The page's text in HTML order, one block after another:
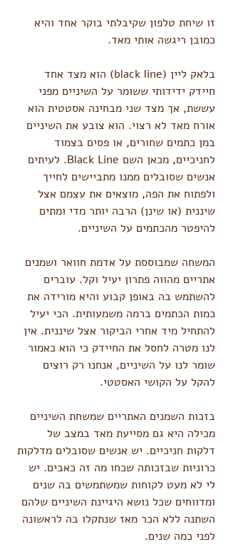
זו שיחת טלפון שקיבלתי בוקר אחד והיא
כמובן ריגשה אותי מאד.
בלאק ליין (black line) הוא מצד אחד
חיידק ידידותי ששומר על השיניים מפני
עששת, אך מצד שני מבחינה אסטטית הוא
אורח מאד לא רצוי. הוא צובע את השיניים
במן כתמים שחורים, או פסים בצמוד
לחניכיים, מכאן השם Black Line. לעיתים
אנשים שסובלים ממנו מתביישים לחייך
ולפתוח את הפה, מוצאים את עצמם אצל
שיננית (או שינן) הרבה יותר מדי ומתים
להיפטר מהכתמים על השיניים.
המשחה שמבוססת על אדמת חוואר ושמנים
אתריים מהווה פתרון יעיל וקל. עוברים
להשתמש בה באופן קבוע והיא מורידה את
כמות הכתמים ברמה משמעותית. הכי יעיל
להתחיל מיד אחרי הביקור אצל שיננית. אין
לנו מטרה לחסל את החיידק כי הוא כאמור
שומר לנו על השיניים, אנחנו רק רוצים
להקל על הקושי האסטטי.
בזכות השמנים האתריים שמשחת השיניים
מכילה היא גם מסייעת מאד במצב של
דלקות חניכיים. יש אנשים שסובלים מדלקות
כרוניות שבזכותה שכחו מה זה כאבים. יש
לי לא מעט לקוחות שמשתמשים בה שנים
ומדווחים שכל נושא היגיינת השיניים שלהם
השתנה ללא הכר מאז שנתקלו בה לראשונה
לפני כמה שנים.